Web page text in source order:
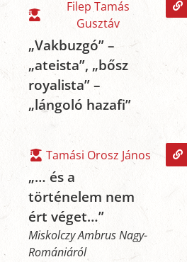
Filep Tamás
Gusztáv
„Vakbuzgó” –
„ateista”, „bősz
royalista” –
„lángoló hazafi”
Tamási Orosz János
„… és a
történelem nem
ért véget…”
Miskolczy Ambrus Nagy-
Romániáról